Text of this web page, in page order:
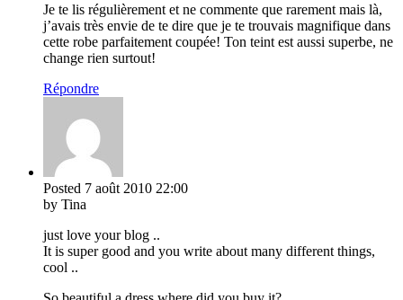
Je te lis régulièrement et ne commente que rarement mais là,
j’avais très envie de te dire que je te trouvais magnifique dans
cette robe parfaitement coupée! Ton teint est aussi superbe, ne
change rien surtout!
Répondre
Posted 7 août 2010 22:00
by Tina
just love your blog ..
It is super good and you write about many different things,
cool ..